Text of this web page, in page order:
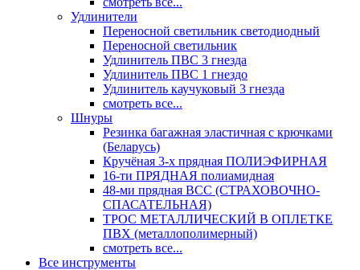
Удлинители
Переносной светильник светодиодный
Переносной светильник
Удлинитель ПВС 3 гнезда
Удлинитель ПВС 1 гнездо
Удлинитель каучуковый 3 гнезда
смотреть все...
Шнуры
Резинка багажная эластичная с крючками
(Беларусь)
Кручёная 3-х прядная ПОЛИЭФИРНАЯ
16-ти ПРЯДНАЯ полиамидная
48-ми прядная ВСС (СТРАХОВОЧНО-
СПАСАТЕЛЬНАЯ)
ТРОС МЕТАЛЛИЧЕСКИЙ В ОПЛЕТКЕ
ПВХ (металлополимерный)
смотреть все...
Все инструменты